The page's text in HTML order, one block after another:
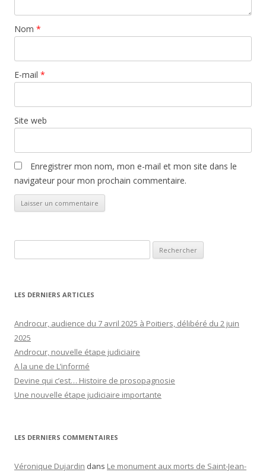
Nom *
E-mail *
Site web
Enregistrer mon nom, mon e-mail et mon site dans le
navigateur pour mon prochain commentaire.
LES DERNIERS ARTICLES
Androcur, audience du 7 avril 2025 à Poitiers, délibéré du 2 juin
2025
Androcur, nouvelle étape judiciaire
A la une de L’informé
Devine qui c’est… Histoire de prosopagnosie
Une nouvelle étape judiciaire importante
LES DERNIERS COMMENTAIRES
Véronique Dujardin dans Le monument aux morts de Saint-Jean-